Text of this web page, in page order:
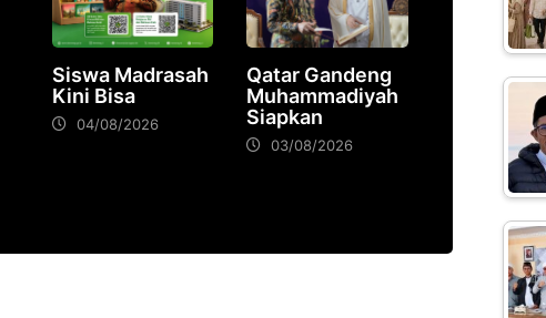
Siswa Madrasah
Kini Bisa
04/08/2026
Qatar Gandeng
Muhammadiyah
Siapkan
03/08/2026